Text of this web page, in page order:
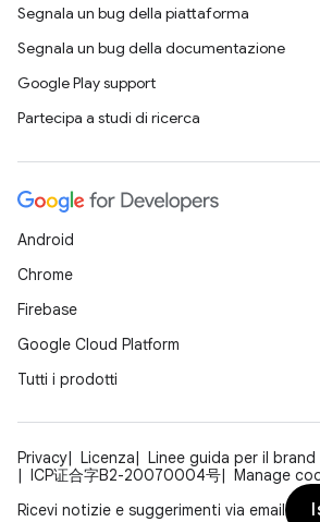
Segnala un bug della piattaforma
Segnala un bug della documentazione
Google Play support
Partecipa a studi di ricerca
Android
Chrome
Firebase
Google Cloud Platform
Tutti i prodotti
Privacy Licenza
Linee guida per il brand
ICP证合字B2-20070004号
Manage
Ricevi notizie e suggerimenti via email